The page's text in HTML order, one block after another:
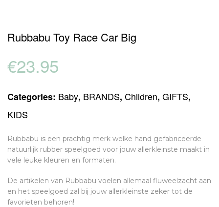
Rubbabu Toy Race Car Big
€23.95
Categories: Baby, BRANDS, Children, GIFTS,
KIDS
Rubbabu is een prachtig merk welke hand gefabriceerde
natuurlijk rubber speelgoed voor jouw allerkleinste maakt in
vele leuke kleuren en formaten.
De artikelen van Rubbabu voelen allemaal fluweelzacht aan
en het speelgoed zal bij jouw allerkleinste zeker tot de
favorieten behoren!